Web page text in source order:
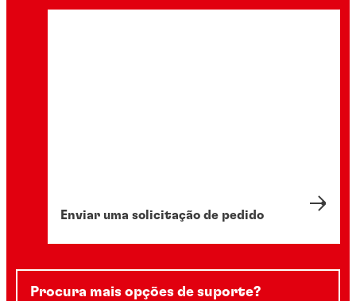
Enviar uma solicitação de pedido
Procura mais opções de suporte?